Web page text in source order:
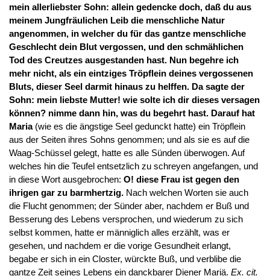
mein allerliebster Sohn: allein gedencke doch, daß du aus
meinem Jungfräulichen Leib die menschliche Natur
angenommen, in welcher du für das gantze menschliche
Geschlecht dein Blut vergossen, und den schmählichen
Tod des Creutzes ausgestanden hast. Nun begehre ich
mehr nicht, als ein eintziges Tröpflein deines vergossenen
Bluts, dieser Seel darmit hinaus zu helffen. Da sagte der
Sohn: mein liebste Mutter! wie solte ich dir dieses versagen
können? nimme dann hin, was du begehrt hast. Darauf hat
Maria(wie es die ängstige Seel gedunckt hatte) ein Tröpflein
aus der Seiten ihres Sohns genommen; und als sie es auf die
Waag-Schüssel gelegt, hatte es alle Sünden überwogen. Auf
welches hin die Teufel entsetzlich zu schreyen angefangen, und
in diese Wort ausgebrochen: O! diese Frau ist gegen den
ihrigen gar zu barmhertzig.Nach welchen Worten sie auch
die Flucht genommen; der Sünder aber, nachdem er Buß und
Besserung des Lebens versprochen, und wiederum zu sich
selbst kommen, hatte er männiglich alles erzählt, was er
gesehen, und nachdem er die vorige Gesundheit erlangt,
begabe er sich in ein Closter, würckte Buß, und verblibe die
gantze Zeit seines Lebens ein danckbarer Diener Mariä. Ex. cit.